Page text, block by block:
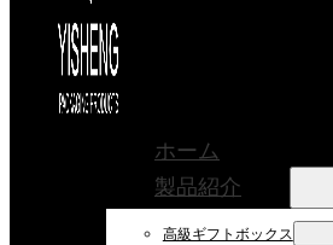
ホーム
製品紹介
高級ギフトボックス